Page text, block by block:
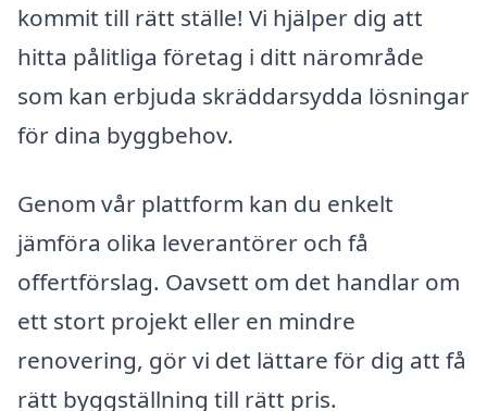
kommit till rätt ställe! Vi hjälper dig att
hitta pålitliga företag i ditt närområde
som kan erbjuda skräddarsydda lösningar
för dina byggbehov.
Genom vår plattform kan du enkelt
jämföra olika leverantörer och få
offertförslag. Oavsett om det handlar om
ett stort projekt eller en mindre
renovering, gör vi det lättare för dig att få
rätt byggställning till rätt pris.